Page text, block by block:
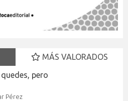
MÁS VALORADOS
pero
Pérez